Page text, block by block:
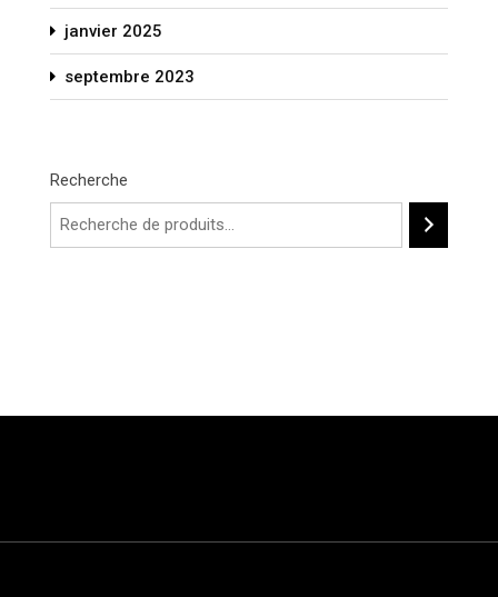
janvier 2025
septembre 2023
Recherche